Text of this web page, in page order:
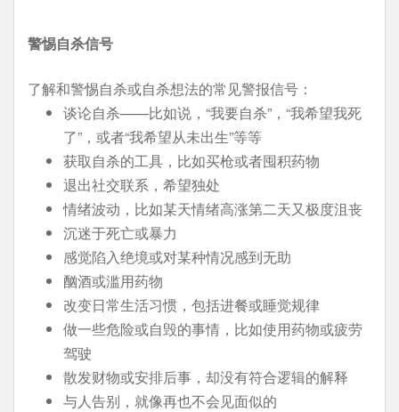
警惕自杀信号
了解和警惕自杀或自杀想法的常见警报信号：
谈论自杀——比如说，“我要自杀”，“我希望我死
了”，或者“我希望从未出生”等等
获取自杀的工具，比如买枪或者囤积药物
退出社交联系，希望独处
情绪波动，比如某天情绪高涨第二天又极度沮丧
沉迷于死亡或暴力
感觉陷入绝境或对某种情况感到无助
酗酒或滥用药物
改变日常生活习惯，包括进餐或睡觉规律
做一些危险或自毁的事情，比如使用药物或疲劳
驾驶
散发财物或安排后事，却没有符合逻辑的解释
与人告别，就像再也不会见面似的